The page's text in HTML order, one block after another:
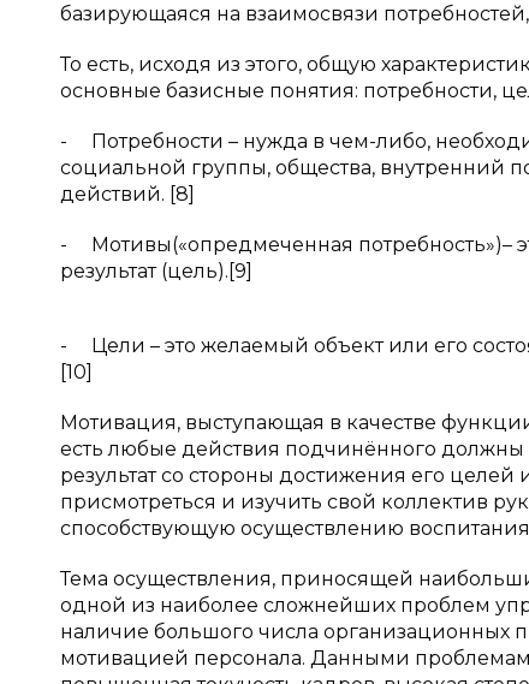
базирующаяся на взаимосвязи
То есть, исходя из этого, общую
основные базисные понятия: потребности,
- Потребности – нужда в чем-либо,
социальной группы, общества, внутренний
действий. [8]
- Мотивы(«опредмеченная потребность»)–
результат (цель).[9]
- Цели – это желаемый объект или его
[10]
Мотивация, выступающая в качестве
есть любые действия подчинённого
результат со стороны достижения его
присмотреться и изучить свой коллектив
способствующую осуществлению
Тема осуществления, приносящей
одной из наиболее сложнейших проблем
наличие большого числа организационных
мотивацией персонала. Данными